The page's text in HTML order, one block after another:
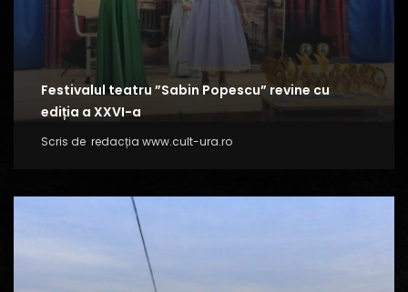
Festivalul teatru ”Sabin Popescu” revine cu
ediția a XXVI-a
Scris de redacția www.cult-ura.ro